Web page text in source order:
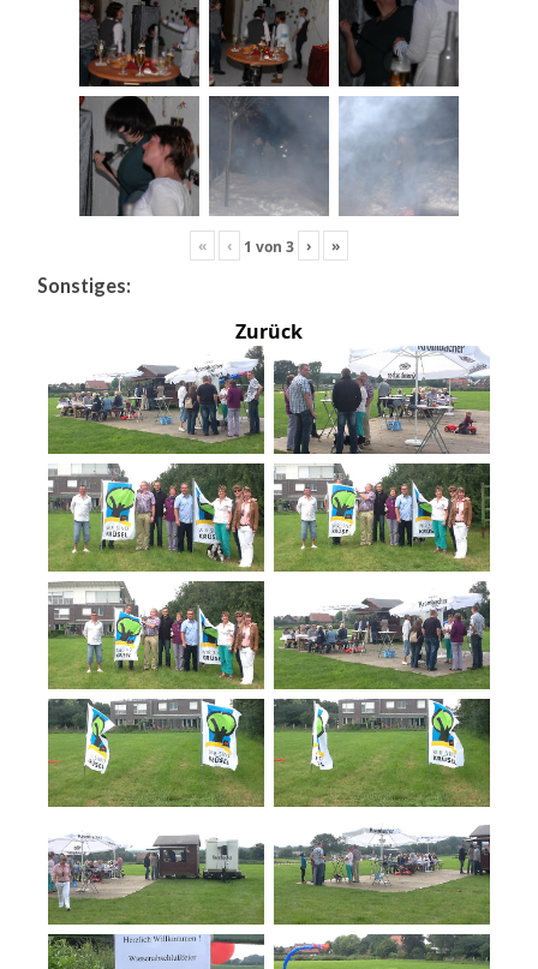
« ‹ 1 von 3 › »
Sonstiges:
Zurück